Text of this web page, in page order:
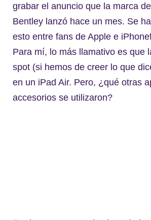
grabar el anuncio que la marca
Bentley lanzó hace un mes. Se
esto entre fans de Apple e
Para mí, lo más llamativo es que
spot (si hemos de creer lo que
en un iPad Air. Pero, ¿qué otras
accesorios se utilizaron?